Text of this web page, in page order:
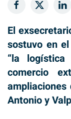
El
sostuvo en
“la
comercio
ampliaciones
Antonio y